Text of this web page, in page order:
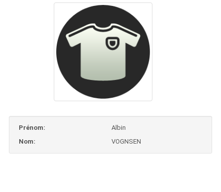
Prénom:
Albin
Nom:
VOGNSEN